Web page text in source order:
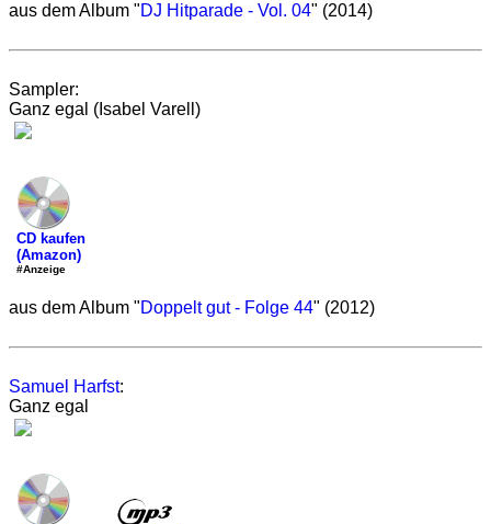
aus dem Album "DJ Hitparade - Vol. 04" (2014)
Sampler:
Ganz egal (Isabel Varell)
CD kaufen
(Amazon)
#Anzeige
aus dem Album "Doppelt gut - Folge 44" (2012)
Samuel Harfst:
Ganz egal